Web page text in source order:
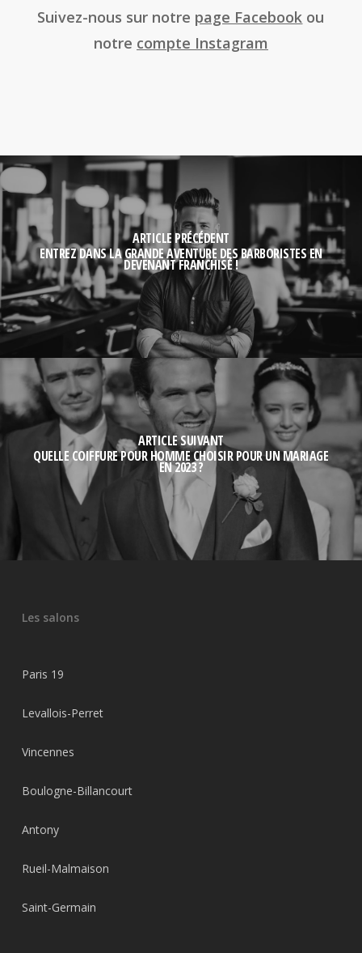
Suivez-nous sur notre page Facebook ou
notre compte Instagram
ARTICLE PRÉCÉDENT
ENTREZ DANS LA GRANDE AVENTURE DES BARBORISTES EN
DEVENANT FRANCHISÉ !
ARTICLE SUIVANT
QUELLE COIFFURE POUR HOMME CHOISIR POUR UN MARIAGE
EN 2023 ?
Les salons
Paris 19
Levallois-Perret
Vincennes
Boulogne-Billancourt
Antony
Rueil-Malmaison
Saint-Germain